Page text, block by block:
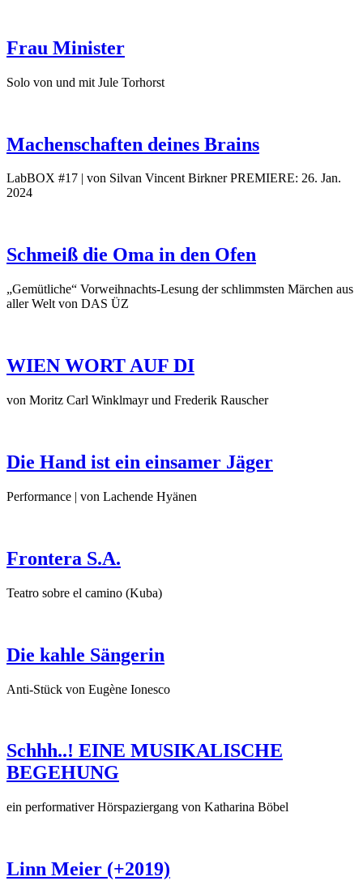
Frau Minister
Solo von und mit Jule Torhorst
Machenschaften deines Brains
LabBOX #17 | von Silvan Vincent Birkner PREMIERE: 26. Jan.
2024
Schmeiß die Oma in den Ofen
„Gemütliche“ Vorweihnachts-Lesung der schlimmsten Märchen aus
aller Welt von DAS ÜZ
WIEN WORT AUF DI
von Moritz Carl Winklmayr und Frederik Rauscher
Die Hand ist ein einsamer Jäger
Performance | von Lachende Hyänen
Frontera S.A.
Teatro sobre el camino (Kuba)
Die kahle Sängerin
Anti-Stück von Eugène Ionesco
Schhh..! EINE MUSIKALISCHE
BEGEHUNG
ein performativer Hörspaziergang von Katharina Böbel
Linn Meier (+2019)